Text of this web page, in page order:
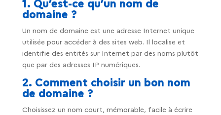
1. Qu’est-ce qu’un nom de
domaine ?
Un nom de domaine est une adresse Internet unique
utilisée pour accéder à des sites web. Il localise et
identifie des entités sur Internet par des noms plutôt
que par des adresses IP numériques.
2. Comment choisir un bon nom
de domaine ?
Choisissez un nom court, mémorable, facile à écrire